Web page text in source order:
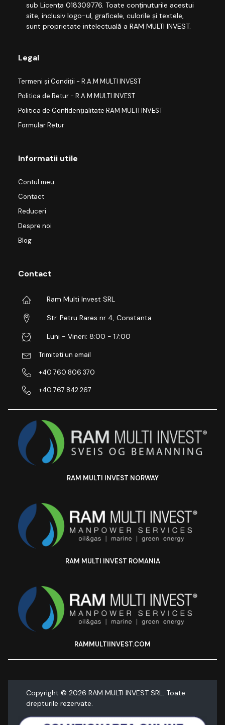
sub Licența 018309776. Toate conținuturile acestui
site, inclusiv logo-ul, graficele, culorile și textele,
sunt proprietate intelectuală a RAM MULTI INVEST.
Legal
Termeni și Condiții - R.A.M MULTI INVEST
Politica de Retur - R.A.M MULTI INVEST
Politica de Confidențialitate RAM MULTI INVEST
Formular Retur
Informatii utile
Contul meu
Contact
Reduceri
Despre noi
Blog
Contact
Ram Multi Invest SRL
Str. Petru Rares nr 4, Constanta
Luni - Vineri: 8:00 - 17:00
Trimiteti un email
+40 760 806 370
+40 767 842 267
RAM MULTI INVEST NORWAY
RAM MULTI INVEST ROMANIA
RAMMULTIINVEST.COM
Copyright © 2026 RAM MULTI INVEST SRL. Toate
drepturile rezervate.